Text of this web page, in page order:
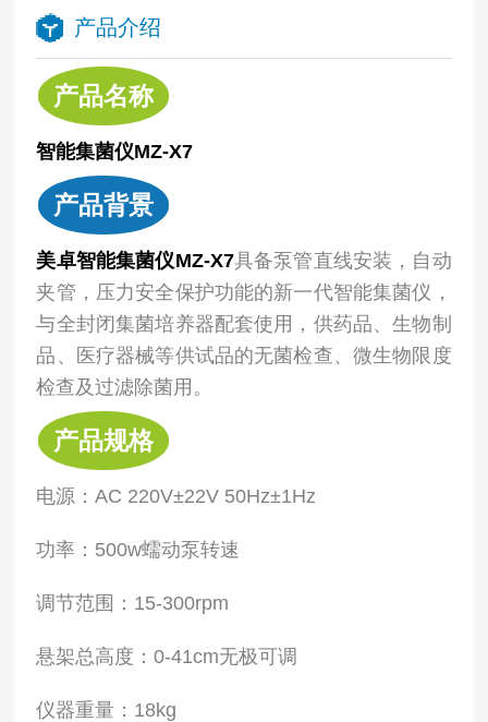
产品介绍
产品名称
智能集菌仪MZ-X7
产品背景
美卓智能集菌仪MZ-X7具备泵管直线安装，自动
夹管，压力安全保护功能的新一代智能集菌仪，
与全封闭集菌培养器配套使用，供药品、生物制
品、医疗器械等供试品的无菌检查、微生物限度
检查及过滤除菌用。
产品规格
电源：AC 220V±22V 50Hz±1Hz
功率：500w蠕动泵转速
调节范围：15-300rpm
悬架总高度：0-41cm无极可调
仪器重量：18kg